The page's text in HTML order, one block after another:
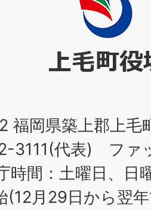
福岡県築上郡上毛
3111(代表) ファ
時間：土曜日、日
(12月29日から翌